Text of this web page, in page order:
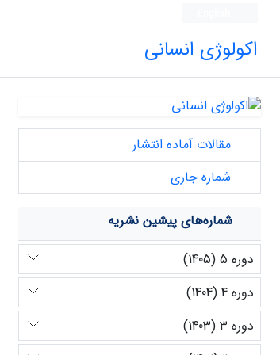
اکولوژی انسانی
مقالات آماده انتشار
شماره جاری
شماره‌های پیشین نشریه
دوره 5 (1405)
دوره 4 (1404)
دوره 3 (1403)